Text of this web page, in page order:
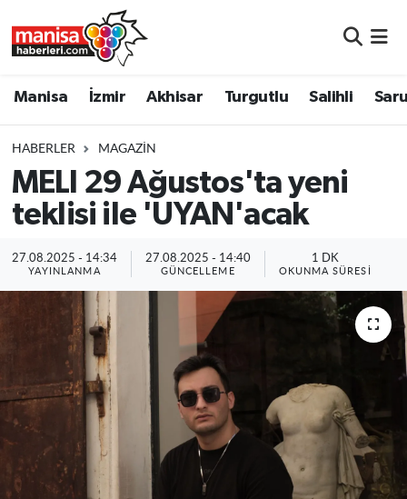
Manisa İzmir Akhisar Turgutlu Salihli
HABERLER MAGAZIN
MELI 29 Ağustos'ta yeni
teklisi ile 'UYAN'acak
27.08.2025 - 14:34
YAYINLANMA
27.08.2025 - 14:40
GÜNCELLEME
1 DK
OKUNMA SÜRESI
Turgutlu
Salihli
Saruhanlı
Soma
Resmi İlanlar
Manisa Nöbetçi Eczaneler
Manisa Trafik Yoğunluk Haritası
Süper Lig Puan Durumu ve Fikstür
Tüm Manşetler
Son Dakika Haberleri
Haber Arşivi